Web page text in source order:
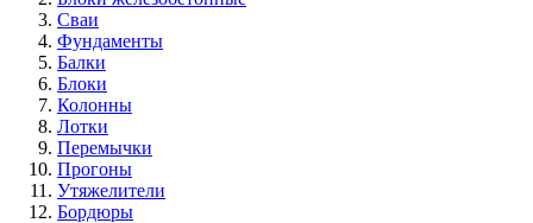
Сваи
Фундаменты
Балки
Блоки
Колонны
Лотки
Перемычки
Прогоны
Утяжелители
Бордюры